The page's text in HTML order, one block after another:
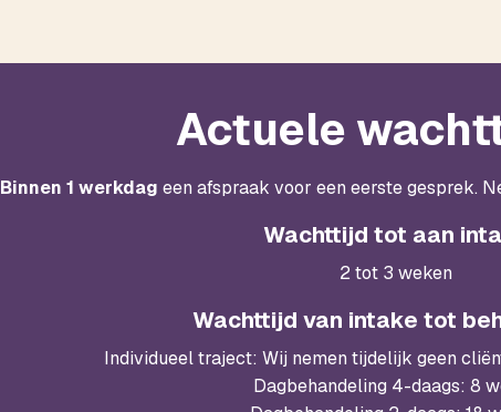
Actuele
Binnen 1 werkdag een afspraak voor een eerste gesprek.
Wachttijd tot aan
2 tot 3 weken
Wachttijd van intake tot
Individueel traject: Wij nemen tijdelijk geen
Dagbehandeling 4-daags: 8